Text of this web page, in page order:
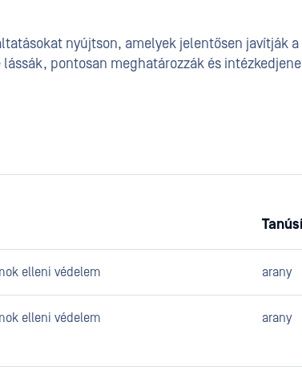
nyújtson, amelyek jelentősen javítják
pontosan meghatározzák és
elleni védelem arany
elleni védelem arany